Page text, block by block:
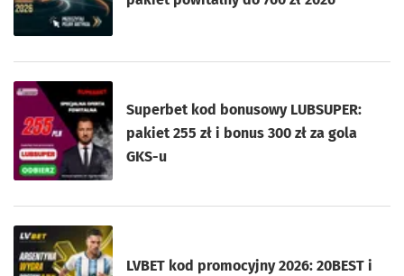
Superbet kod bonusowy LUBSUPER:
pakiet 255 zł i bonus 300 zł za gola
GKS-u
LVBET kod promocyjny 2026: 20BEST i